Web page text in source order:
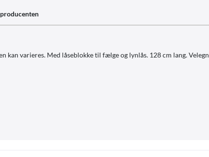
kan varieres. Med låseblokke til fælge og lynlås. 128 cm lang.